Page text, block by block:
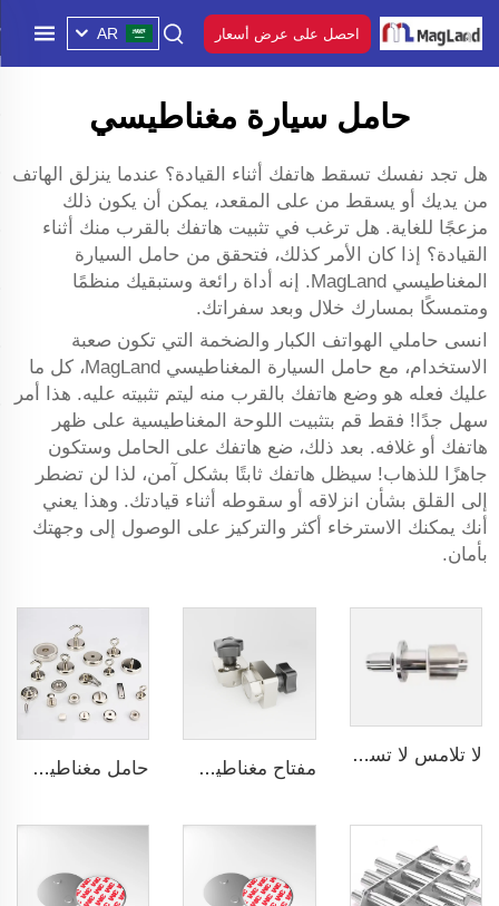
احصل على عرض أسعار AR
حامل سيارة مغناطيسي
هل تجد نفسك تسقط هاتفك أثناء القيادة؟ عندما ينزلق الهاتف
من يديك أو يسقط من على المقعد، يمكن أن يكون ذلك
مزعجًا للغاية. هل ترغب في تثبيت هاتفك بالقرب منك أثناء
القيادة؟ إذا كان الأمر كذلك، فتحقق من حامل السيارة
المغناطيسي MagLand. إنه أداة رائعة وستبقيك منظمًا
ومتمسكًا بمسارك خلال وبعد سفراتك.
انسى حاملي الهواتف الكبار والضخمة التي تكون صعبة
الاستخدام، مع حامل السيارة المغناطيسي MagLand، كل ما
عليك فعله هو وضع هاتفك بالقرب منه ليتم تثبيته عليه. هذا أمر
سهل جدًا! فقط قم بتثبيت اللوحة المغناطيسية على ظهر
هاتفك أو غلافه. بعد ذلك، ضع هاتفك على الحامل وستكون
جاهزًا للذهاب! سيظل هاتفك ثابتًا بشكل آمن، لذا لن تضطر
إلى القلق بشأن انزلاقه أو سقوطه أثناء قيادتك. وهذا يعني
أنك يمكنك الاسترخاء أكثر والتركيز على الوصول إلى وجهتك
بأمان.
لا تلامس لا تسرب Koppling مغناطيسي لمضخة المحرك Polyol ومضخة foaming machine الضغط العالي
مفتاح مغناطيسي قابل للتشغيل / الإيقاف حامل مغناطيسي بقوة جذب قوية